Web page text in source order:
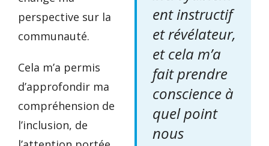
ent instructif
et révélateur,
et cela m’a
fait prendre
conscience à
quel point
nous
perspective sur la
communauté.
Cela m’a permis
d’approfondir ma
compréhension de
l’inclusion, de